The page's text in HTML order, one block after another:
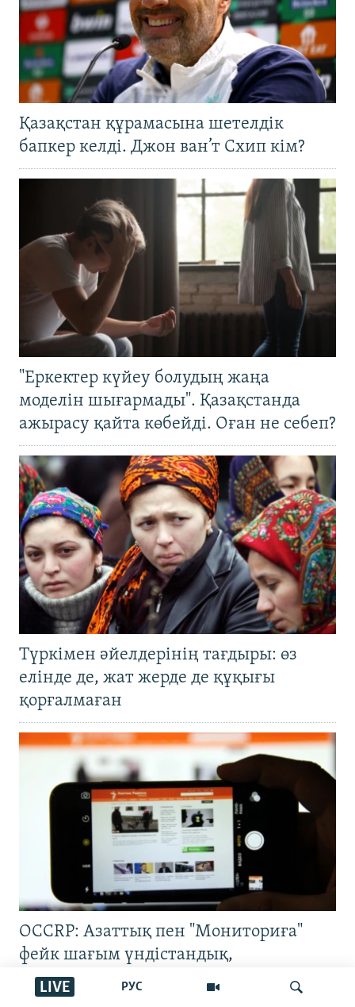
РУС
LIVE
Қазақстан құрамасына шетелдік
бапкер келді. Джон ван’т Схип кім?
"Еркектер күйеу болудың жаңа
моделін шығармады". Қазақстанда
ажырасу қайта көбейді. Оған не себеп?
Түркімен әйелдерінің тағдыры: өз
елінде де, жат жерде де құқығы
қорғалмаған
OCCRP: Азаттық пен "Мониториға"
фейк шағым үндістандық,
пәкістандық аккаунттар арқылы
жасалған